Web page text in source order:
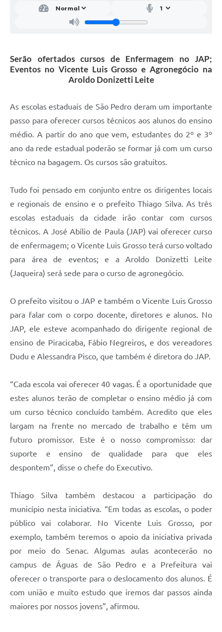
Links úteis
Serão ofertados cursos de Enfermagem no JAP;
Eventos no Vicente Luis Grosso e Agronegócio na
Aroldo Donizetti Leite
As escolas estaduais de São Pedro deram um importante
passo para oferecer cursos técnicos aos alunos do ensino
médio. A partir do ano que vem, estudantes do 2º e 3º
ano da rede estadual poderão se formar já com um curso
técnico na bagagem. Os cursos são gratuitos.
Tudo foi pensado em conjunto entre os dirigentes locais
e regionais de ensino e o prefeito Thiago Silva. As três
escolas estaduais da cidade irão contar com cursos
técnicos. A José Abílio de Paula (JAP) vai oferecer curso
de enfermagem; o Vicente Luis Grosso terá curso voltado
para área de eventos; e a Aroldo Donizetti Leite
(Jaqueira) será sede para o curso de agronegócio.
O prefeito visitou o JAP e também o Vicente Luis Grosso
para falar com o corpo docente, diretores e alunos. No
JAP, ele esteve acompanhado do dirigente regional de
ensino de Piracicaba, Fábio Negreiros, e dos vereadores
Dudu e Alessandra Pisco, que também é diretora do JAP.
“Cada escola vai oferecer 40 vagas. É a oportunidade que
estes alunos terão de completar o ensino médio já com
um curso técnico concluído também. Acredito que eles
largam na frente no mercado de trabalho e têm um
futuro promissor. Este é o nosso compromisso: dar
suporte e ensino de qualidade para que eles
despontem”, disse o chefe do Executivo.
Thiago Silva também destacou a participação do
município nesta iniciativa. “Em todas as escolas, o poder
público vai colaborar. No Vicente Luis Grosso, por
exemplo, também teremos o apoio da iniciativa privada
por meio do Senac. Algumas aulas acontecerão no
campus de Águas de São Pedro e a Prefeitura vai
oferecer o transporte para o deslocamento dos alunos. É
com união e muito estudo que iremos dar passos ainda
maiores por nossos jovens”, afirmou.